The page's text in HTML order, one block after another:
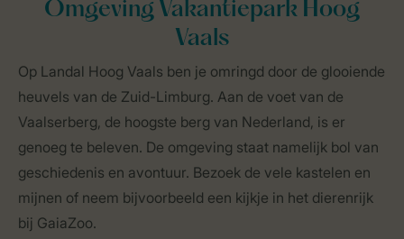
Omgeving Vakantiepark Hoog
Vaals
Op Landal Hoog Vaals ben je omringd door de glooiende
heuvels van de Zuid-Limburg. Aan de voet van de
Vaalserberg, de hoogste berg van Nederland, is er
genoeg te beleven. De omgeving staat namelijk bol van
geschiedenis en avontuur. Bezoek de vele kastelen en
mijnen of neem bijvoorbeeld een kijkje in het dierenrijk
bij GaiaZoo.